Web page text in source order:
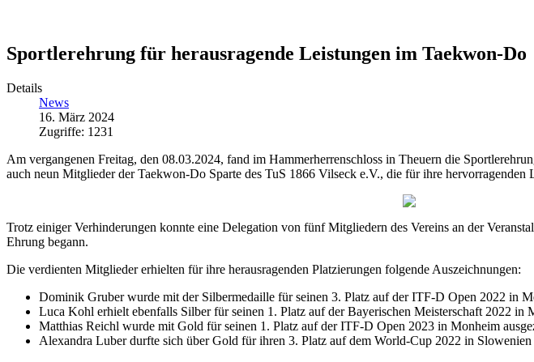
Sportlerehrung für herausragende Leistungen im Taekwon-Do
Details
News
16. März 2024
Zugriffe: 1231
Am vergangenen Freitag, den 08.03.2024, fand im Hammerherrenschloss in Theuern die
auch neun Mitglieder der Taekwon-Do Sparte des TuS 1866 Vilseck e.V., die für ihre
Trotz einiger Verhinderungen konnte eine Delegation von fünf Mitgliedern des Vereins an der
Ehrung begann.
Die verdienten Mitglieder erhielten für ihre herausragenden Platzierungen folgende Auszeichnungen:
Dominik Gruber wurde mit der Silbermedaille für seinen 3. Platz auf der ITF-D Open 2022 in
Luca Kohl erhielt ebenfalls Silber für seinen 1. Platz auf der Bayerischen Meisterschaft 2022 in
Matthias Reichl wurde mit Gold für seinen 1. Platz auf der ITF-D Open 2023 in Monheim
Alexandra Luber durfte sich über Gold für ihren 3. Platz auf dem World-Cup 2022 in Slowenien